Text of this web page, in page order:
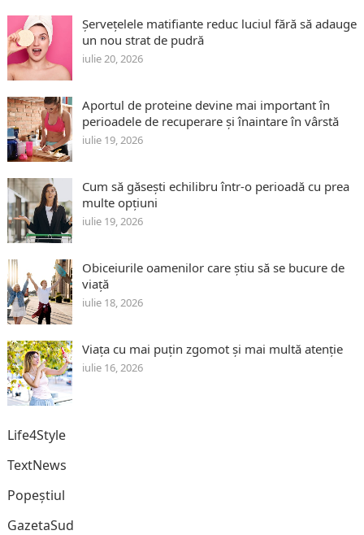
Șervețelele matifiante reduc luciul fără să adauge
un nou strat de pudră
iulie 20, 2026
Aportul de proteine devine mai important în
perioadele de recuperare și înaintare în vârstă
iulie 19, 2026
Cum să găsești echilibru într-o perioadă cu prea
multe opțiuni
iulie 19, 2026
Obiceiurile oamenilor care știu să se bucure de
viață
iulie 18, 2026
Viața cu mai puțin zgomot și mai multă atenție
iulie 16, 2026
Life4Style
TextNews
Popeștiul
GazetaSud